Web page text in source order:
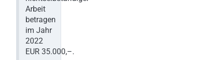
Arbeit
betragen
im Jahr
2022
EUR 35.000,–.